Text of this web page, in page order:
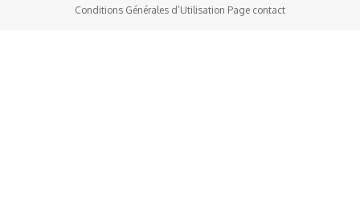
Conditions Générales d’Utilisation Page contact